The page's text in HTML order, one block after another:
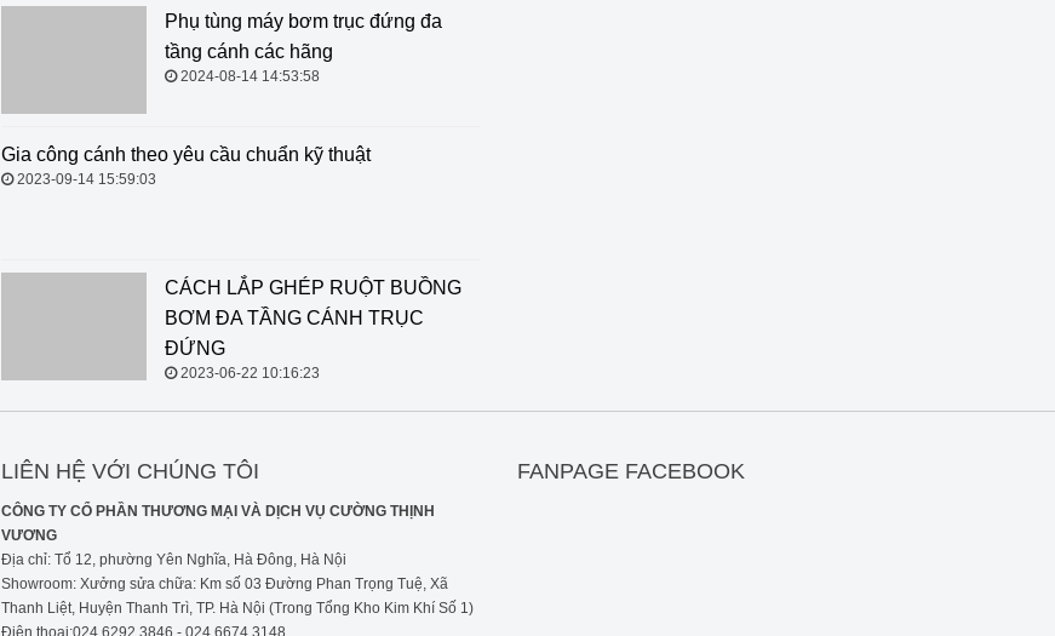
Phụ tùng máy bơm trục đứng đa tầng cánh các hãng
Gia công cánh theo yêu cầu chuẩn
CÁCH LẮP GHÉP RUỘT BUỒNG BƠM ĐA TẦNG
CÁNH TRỤC ĐỨNG
LIÊN HỆ VỚI CHÚNG TÔI
CÔNG TY CỔ PHẦN THƯƠNG MẠI VÀ DỊCH VỤ CƯỜNG THỊNH
VƯƠNG
Địa chỉ: Tổ 12, phường Yên Nghĩa, Hà Đông, Hà Nội
Showroom: Xưởng sửa chữa: Km số 03 Đường Phan Trọng Tuệ, Xã
Thanh Liệt, Huyện Thanh Trì, TP. Hà Nội (Trong Tổng Kho Kim Khí Số 1)
FANPAGE FACEBOOK